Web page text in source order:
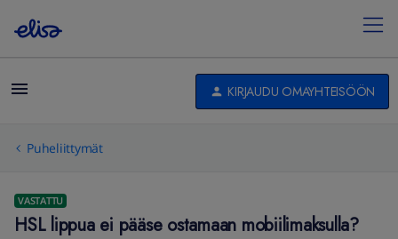
KIRJAUDU OMAYHTEISÖÖN
Puheliittymät
VASTATTU
HSL lippua ei pääse ostamaan mobiilimaksulla?